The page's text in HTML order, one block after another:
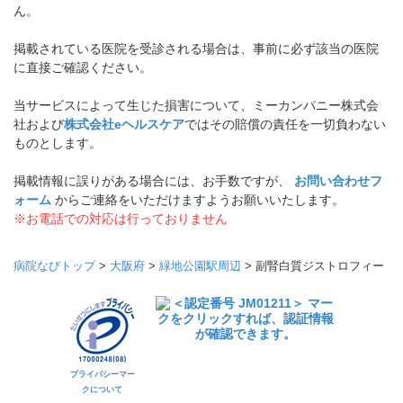
ん。
掲載されている医院を受診される場合は、事前に必ず該当の医院
に直接ご確認ください。
当サービスによって生じた損害について、ミーカンパニー株式会
社および株式会社eヘルスケアではその賠償の責任を一切負わない
ものとします。
掲載情報に誤りがある場合には、お手数ですが、 お問い合わせフ
ォーム からご連絡をいただけますようお願いいたします。
※お電話での対応は行っておりません
病院なびトップ> 大阪府 > 緑地公園駅周辺 > 副腎白質ジストロフィー
プライバシーマー
クについて